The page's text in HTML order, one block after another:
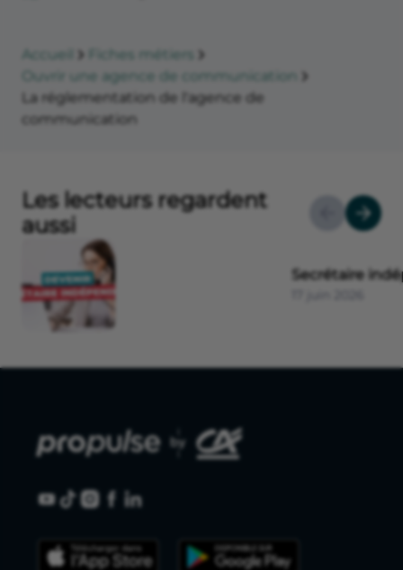
Accueil
Fiches métiers
Ouvrir une agence de communication
La réglementation de l'agence de
communication
Les lecteurs regardent
aussi
Secrétaire